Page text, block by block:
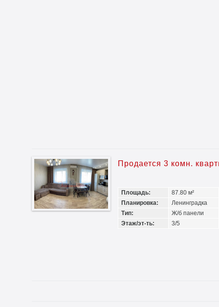
Продается 3 комн.
Площадь:
87.80 м²
Планировка:
Ленинградка
Тип:
Ж/б панели
Этаж/эт-ть:
3/5